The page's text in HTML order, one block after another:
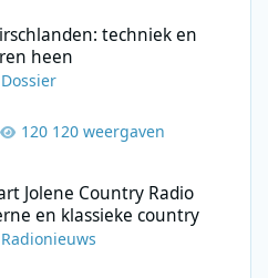
techniek en
heen
Dossier
120 weergaven
Jolene Country Radio
en klassieke country
Radionieuws